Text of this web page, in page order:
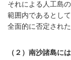
それによる人工島
範囲内であるとし
全面的に否定された
（２）南沙諸島に